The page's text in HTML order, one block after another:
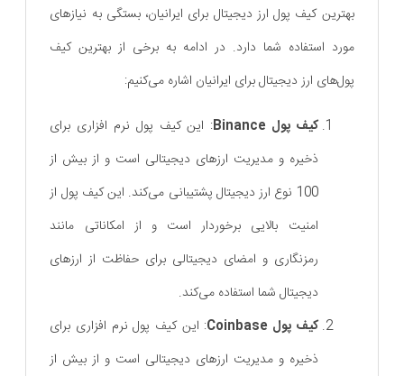
بهترین کیف پول ارز دیجیتال برای ایرانیان، بستگی به نیازهای
مورد استفاده شما دارد. در ادامه به برخی از بهترین کیف
پول‌های ارز دیجیتال برای ایرانیان اشاره می‌کنیم:
کیف پول Binance
: این کیف پول نرم ‌افزاری برای
ذخیره و مدیریت ارزهای دیجیتالی است و از بیش از
100 نوع ارز دیجیتال پشتیبانی می‌کند. این کیف پول از
امنیت بالایی برخوردار است و از امکاناتی مانند
رمزنگاری و امضای دیجیتالی برای حفاظت از ارزهای
دیجیتال شما استفاده می‌کند.
کیف پول Coinbase
: این کیف پول نرم ‌افزاری برای
ذخیره و مدیریت ارزهای دیجیتالی است و از بیش از